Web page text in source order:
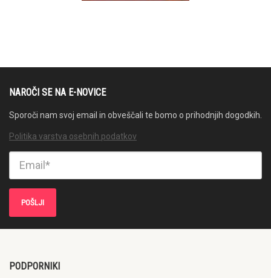
NAROČI SE NA E-NOVICE
Sporoči nam svoj email in obveščali te bomo o prihodnjih dogodkih.
Politika varstva osebnih podatkov
PODPORNIKI